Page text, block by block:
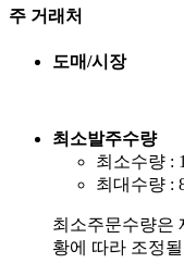
주 거래처
도매/시장
최소발주수량
최소수량 :
최대수량 :
최소주문수량은
황에 따라 조정